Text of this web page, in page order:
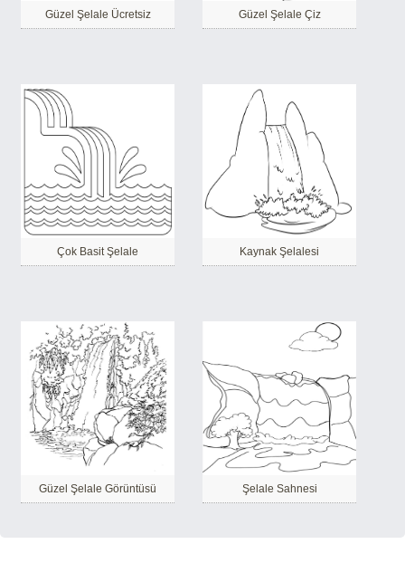
Güzel Şelale Ücretsiz Güzel Şelale Çiz
Çok Basit Şelale Kaynak Şelalesi
Güzel Şelale Görüntüsü Şelale Sahnesi